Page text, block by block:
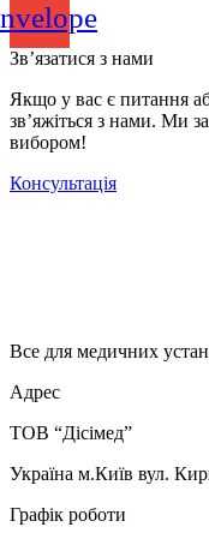
Зв’язатися з нами
Якщо у вас є питання
зв’яжіться з нами. Ми
вибором!
Консультація
Все для медичних
Адрес
ТОВ “Дісімед”
Україна м.Київ вул.
Графік роботи